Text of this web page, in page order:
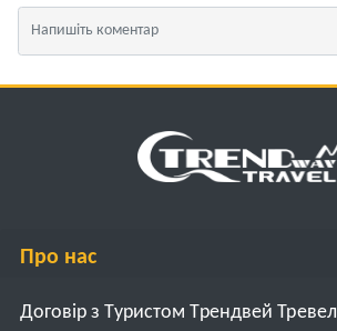
Про нас
Договір з Туристом Трендвей Тревел